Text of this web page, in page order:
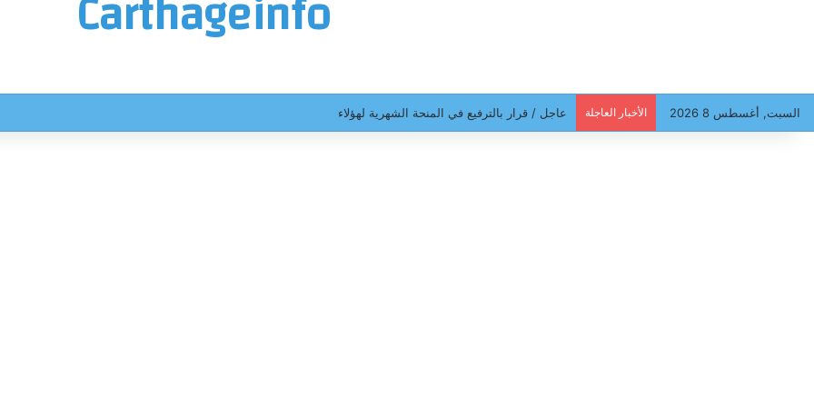
السبت, أغسطس 8 2026 الأخبار العاجلة عاجل / قرار بالترفيع في المنحة الشهرية لهؤلاء